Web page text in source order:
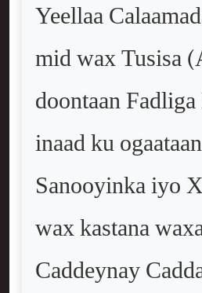
Yeellaa
mid wax Tusisa
doontaan
inaad ku
Sanooyinka iyo
wax kastana
Caddeynay